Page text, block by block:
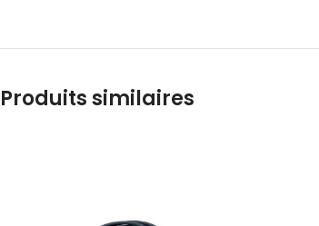
Produits similaires